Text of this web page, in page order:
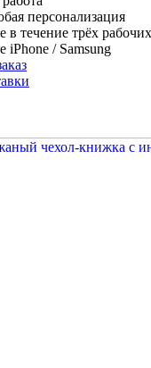
персонализация
в течение трёх
iPhone / Samsung